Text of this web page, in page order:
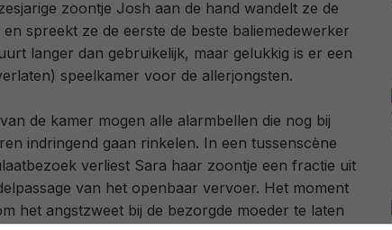
zoontje Josh aan de hand wandelt ze de
spreekt ze de eerste de beste baliemedewerker
langer dan gebruikelijk, maar gelukkig is er een
speelkamer voor de allerjongsten.
de kamer mogen alle alarmbellen die nog bij
indringend gaan rinkelen. In een tussenscène
verliest Sara haar zoontje een fractie uit
van het openbaar vervoer. Het moment
het angstzweet bij de bezorgde moeder te laten